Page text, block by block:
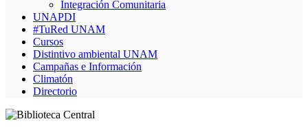
Integración Comunitaria
UNAPDI
#TuRed UNAM
Cursos
Distintivo ambiental UNAM
Campañas e Información
Climatón
Directorio